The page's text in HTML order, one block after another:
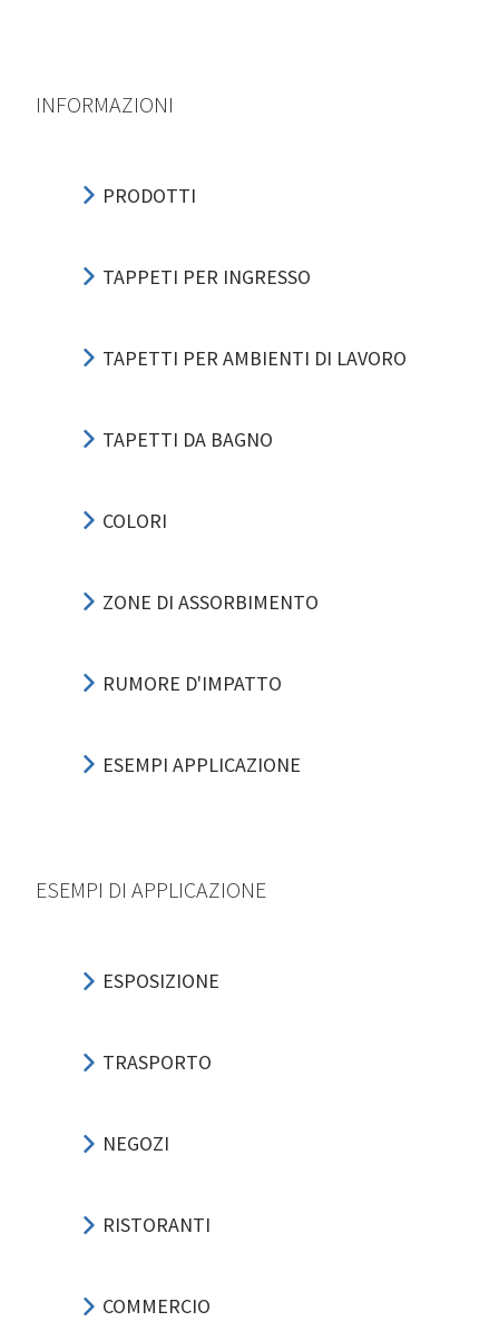
INFORMAZIONI
PRODOTTI
TAPPETI PER INGRESSO
TAPETTI PER AMBIENTI DI LAVORO
TAPETTI DA BAGNO
COLORI
ZONE DI ASSORBIMENTO
RUMORE D'IMPATTO
ESEMPI APPLICAZIONE
ESEMPI DI APPLICAZIONE
ESPOSIZIONE
TRASPORTO
NEGOZI
RISTORANTI
COMMERCIO